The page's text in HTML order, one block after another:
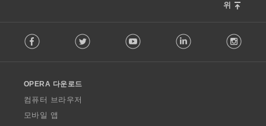
위
o
w
O
p
Facebook Twitter Youtube LinkedIn
OPERA 다운로드
컴퓨터 브라우저
모바일 앱